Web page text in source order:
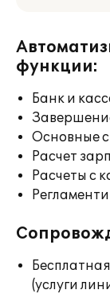
функции:
Банк и
Основные
Расчет
Расчеты с
(услуги